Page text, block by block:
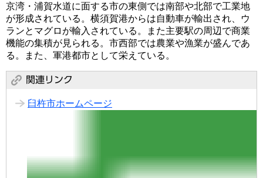
京湾・浦賀水道に面する市の東側では南部や北部で工業地
が形成されている。横須賀港からは自動車が輸出され、ウ
ランとマグロが輸入されている。また主要駅の周辺で商業
機能の集積が見られる。市西部では農業や漁業が盛んであ
る。また、軍港都市として栄えている。
臼杵市ホームページ